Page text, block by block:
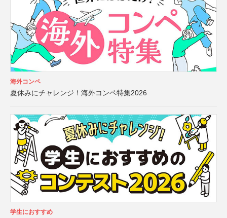
海外コンペ
夏休みにチャレンジ！海外コンペ特集2026
学生におすすめ